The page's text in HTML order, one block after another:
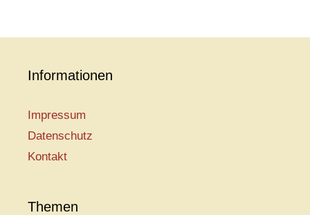
Informationen
Impressum
Datenschutz
Kontakt
Themen